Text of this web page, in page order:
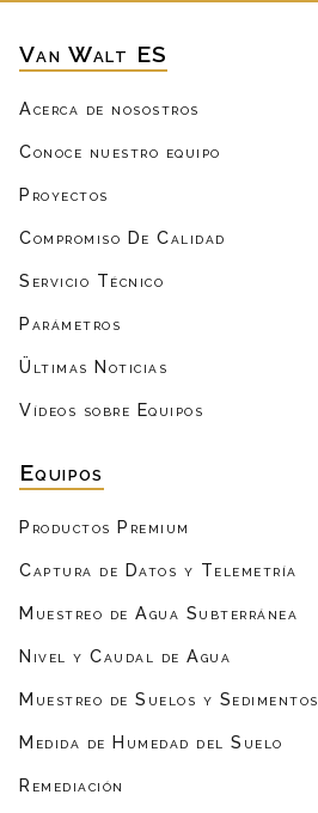
Van Walt ES
Acerca de nosostros
Conoce nuestro equipo
Proyectos
Compromiso De Calidad
Servicio Técnico
Parámetros
Ültimas Noticias
Vídeos sobre Equipos
Equipos
Productos Premium
Captura de Datos y Telemetría
Muestreo de Agua Subterránea
Nivel y Caudal de Agua
Muestreo de Suelos y Sedimentos
Medida de Humedad del Suelo
Remediación